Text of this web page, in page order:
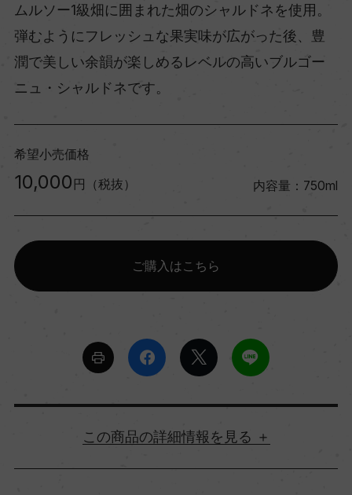
ムルソー1級畑に囲まれた畑のシャルドネを使用。
弾むようにフレッシュな果実味が広がった後、豊
潤で美しい余韻が楽しめるレベルの高いブルゴー
ニュ・シャルドネです。
希望小売価格
10,000 円（税抜） 内容量：750ml
ご購入はこちら
詳細情報